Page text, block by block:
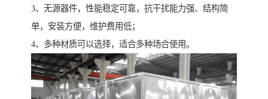
3、无源器件，性能稳定可靠，抗干扰能力强、结构简
单，安装方便，维护费用低；
4、多种材质可以选择，适合多种场合使用。